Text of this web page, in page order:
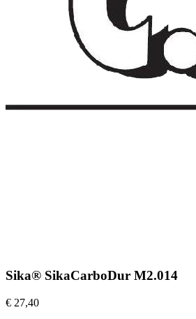
Sika® SikaCarboDur M2.014
€ 27,40